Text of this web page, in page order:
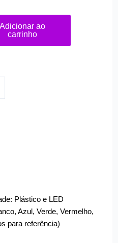
Adicionar ao
carrinho
Plástico e LED
Azul, Verde, Vermelho,
para referência)